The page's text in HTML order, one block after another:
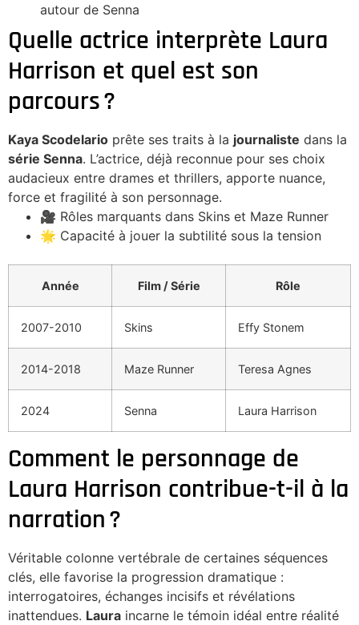
autour de Senna
Quelle actrice interprète Laura
Harrison et quel est son
parcours ?
Kaya Scodelario prête ses traits à la journaliste dans la
série Senna. L’actrice, déjà reconnue pour ses choix
audacieux entre drames et thrillers, apporte nuance,
force et fragilité à son personnage.
🎥 Rôles marquants dans Skins et Maze Runner
🌟 Capacité à jouer la subtilité sous la tension
Année Film / Série Rôle
2007-2010 Skins Effy Stonem
2014-2018 Maze Runner Teresa Agnes
2024 Senna Laura Harrison
Comment le personnage de
Laura Harrison contribue-t-il à la
narration ?
Véritable colonne vertébrale de certaines séquences
clés, elle favorise la progression dramatique :
interrogatoires, échanges incisifs et révélations
inattendues. Laura incarne le témoin idéal entre réalité